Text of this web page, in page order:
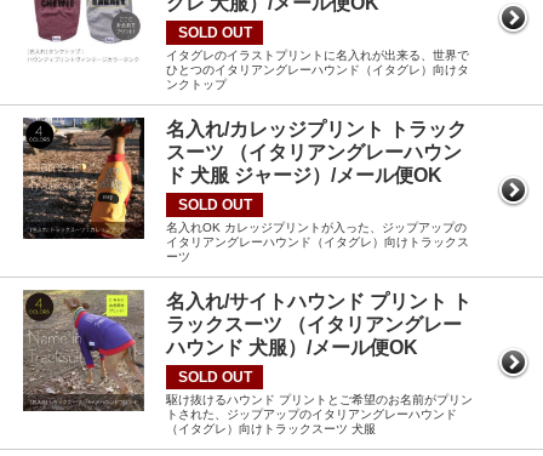
SOLD OUT
イタグレのイラストプリントに名入れが出来る、世界で
ひとつのイタリアングレーハウンド（イタグレ）向けタ
ンクトップ
名入れ/カレッジプリント トラック
スーツ （イタリアングレーハウン
ド 犬服 ジャージ）/メール便OK
SOLD OUT
名入れOK カレッジプリントが入った、ジップアップの
イタリアングレーハウンド（イタグレ）向けトラックス
ーツ
名入れ/サイトハウンド プリント ト
ラックスーツ （イタリアングレー
ハウンド 犬服）/メール便OK
SOLD OUT
駆け抜けるハウンド プリントとご希望のお名前がプリン
トされた、ジップアップのイタリアングレーハウンド
（イタグレ）向けトラックスーツ 犬服